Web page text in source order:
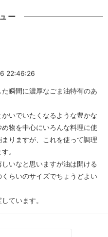
ー
22:46:26
瞬間に濃厚なごま油特有のあ
いでいたくなるような豊かな
物を中心にいろんな料理に使
りますが、これを使って調理
。
いなと思いますが油は開ける
らいのサイズでちょうどよい
ています。